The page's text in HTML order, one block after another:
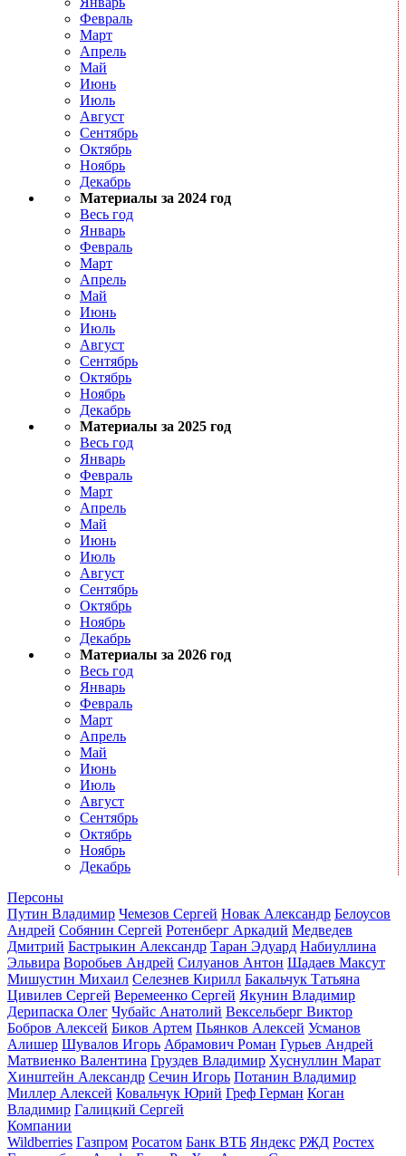
Февраль
Март
Апрель
Май
Июнь
Июль
Август
Сентябрь
Октябрь
Ноябрь
Декабрь
Материалы за 2024 год
Весь год
Январь
Февраль
Март
Апрель
Май
Июнь
Июль
Август
Сентябрь
Октябрь
Ноябрь
Декабрь
Материалы за 2025 год
Весь год
Январь
Февраль
Март
Апрель
Май
Июнь
Июль
Август
Сентябрь
Октябрь
Ноябрь
Декабрь
Материалы за 2026 год
Весь год
Январь
Февраль
Март
Апрель
Май
Июнь
Июль
Август
Сентябрь
Октябрь
Ноябрь
Декабрь
Персоны
Путин Владимир Чемезов Сергей Новак Александр Белоусов
Андрей Собянин Сергей Ротенберг Аркадий Медведев
Дмитрий Бастрыкин Александр Таран Эдуард Набиуллина
Эльвира Воробьев Андрей Силуанов Антон Шадаев Максут
Мишустин Михаил Селезнев Кирилл Бакальчук Татьяна
Цивилев Сергей Веремеенко Сергей Якунин Владимир
Дерипаска Олег Чубайс Анатолий Вексельберг Виктор
Бобров Алексей Биков Артем Пьянков Алексей Усманов
Алишер Шувалов Игорь Абрамович Роман Гурьев Андрей
Матвиенко Валентина Груздев Владимир Хуснуллин Марат
Хинштейн Александр Сечин Игорь Потанин Владимир
Миллер Алексей Ковальчук Юрий Греф Герман Коган
Владимир Галицкий Сергей
Компании
Wildberries Газпром Росатом Банк ВТБ Яндекс РЖД Ростех